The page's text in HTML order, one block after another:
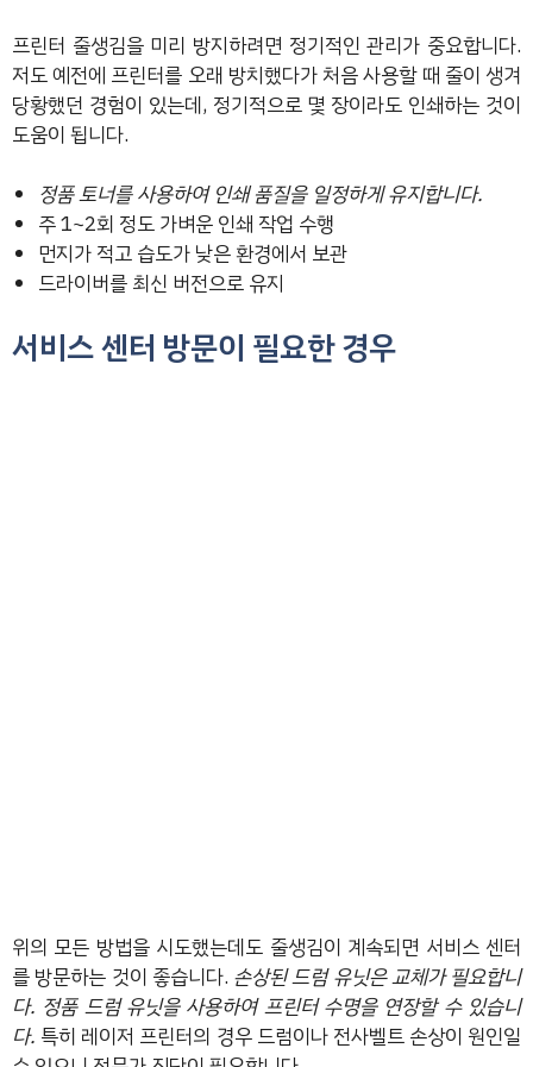
프린터 줄생김을 미리 방지하려면 정기적인 관리가 중요합니다.
저도 예전에 프린터를 오래 방치했다가 처음 사용할 때 줄이 생겨
당황했던 경험이 있는데, 정기적으로 몇 장이라도 인쇄하는 것이
도움이 됩니다.
정품 토너를 사용하여 인쇄 품질을 일정하게 유지합니다.
주 1~2회 정도 가벼운 인쇄 작업 수행
먼지가 적고 습도가 낮은 환경에서 보관
드라이버를 최신 버전으로 유지
서비스 센터 방문이 필요한 경우
위의 모든 방법을 시도했는데도 줄생김이 계속되면 서비스 센터
를 방문하는 것이 좋습니다. 손상된 드럼 유닛은 교체가 필요합니
다. 정품 드럼 유닛을 사용하여 프린터 수명을 연장할 수 있습니
다. 특히 레이저 프린터의 경우 드럼이나 전사벨트 손상이 원인일